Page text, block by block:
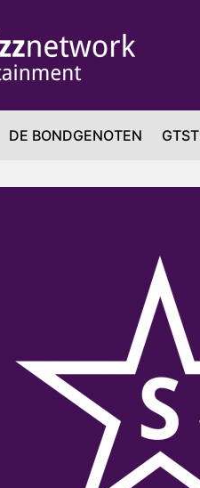
DE BONDGENOTEN GTST